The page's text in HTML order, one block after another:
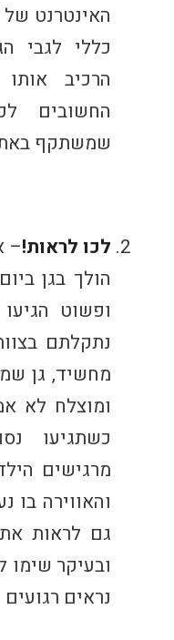
האינטרנט
כללי לגבי
הרכיב
החשובים
שמשתקף
לכו לראות!–
הולך בגן
ופשוט
נתקלתם
מחשיד, גן
ומוצלח לא
כשתגיעו
מרגישים
והאווירה בו
גם לראות
ובעיקר שימו
נראים רגועים